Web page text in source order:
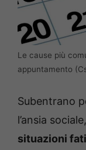
Le cause più
appuntamento
Subentrano
l’ansia
situazioni